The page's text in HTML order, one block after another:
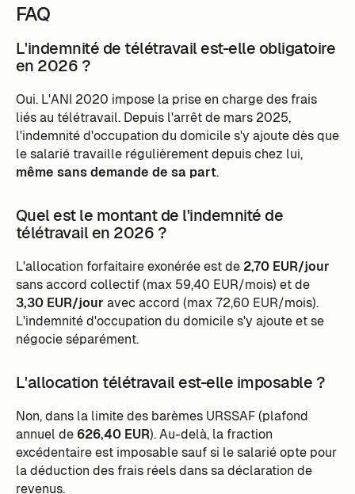
FAQ
L'indemnité de télétravail est-elle obligatoire
en 2026 ?
Oui. L'ANI 2020 impose la prise en charge des frais
liés au télétravail. Depuis l'arrêt de mars 2025,
l'indemnité d'occupation du domicile s'y ajoute dès que
le salarié travaille régulièrement depuis chez lui,
même sans demande de sa part.
Quel est le montant de l'indemnité de
télétravail en 2026 ?
L'allocation forfaitaire exonérée est de 2,70 EUR/jour
sans accord collectif (max 59,40 EUR/mois) et de
3,30 EUR/jour avec accord (max 72,60 EUR/mois).
L'indemnité d'occupation du domicile s'y ajoute et se
négocie séparément.
L'allocation télétravail est-elle imposable ?
Non, dans la limite des barèmes URSSAF (plafond
annuel de 626,40 EUR). Au-delà, la fraction
excédentaire est imposable sauf si le salarié opte pour
la déduction des frais réels dans sa déclaration de
revenus.